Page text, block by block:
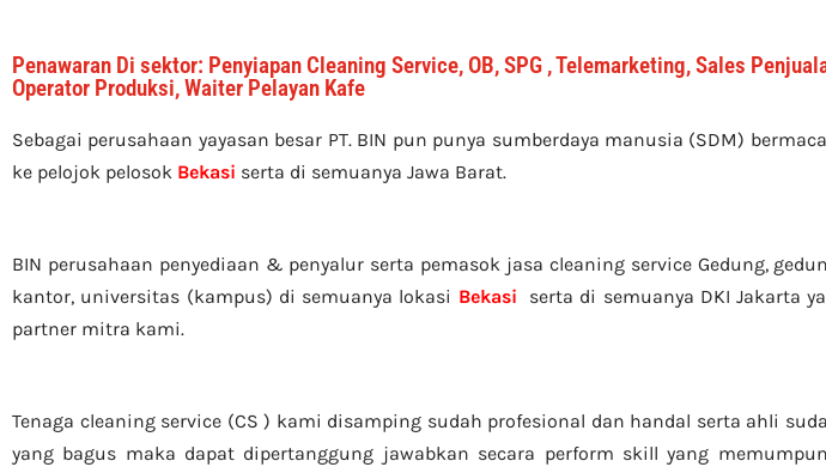
Penawaran Di sektor: Penyiapan Cleaning Service, OB, SPG , Telemarketing, Sales
Operator Produksi, Waiter Pelayan Kafe
Sebagai perusahaan yayasan besar PT. BIN pun punya sumberdaya manusia (SDM)
ke pelojok pelosok Bekasi serta di semuanya Jawa Barat.
BIN perusahaan penyediaan & penyalur serta pemasok jasa cleaning service Gedung,
kantor, universitas (kampus) di semuanya lokasi Bekasi serta di semuanya DKI Jakarta
partner mitra kami.
Tenaga cleaning service (CS ) kami disamping sudah profesional dan handal serta ahli
yang bagus maka dapat dipertanggung jawabkan secara perform skill yang